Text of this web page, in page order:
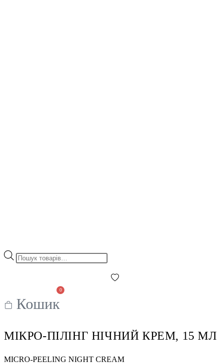
Пошук
0
Кошик
МІКРО-ПІЛІНГ НІЧНИЙ КРЕМ, 15 МЛ
MICRO-PEELING NIGHT CREAM